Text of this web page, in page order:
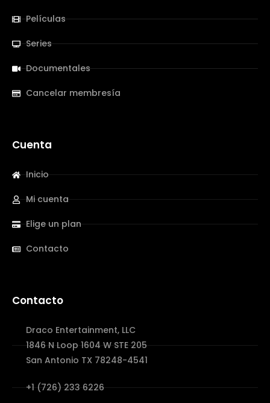
Películas
Series
Documentales
Cancelar membresía
Cuenta
Inicio
Mi cuenta
Elige un plan
Contacto
Contacto
Draco Entertainment, LLC
1846 N Loop 1604 W STE 205
San Antonio TX 78248-4541
+1 (726) 233 6226